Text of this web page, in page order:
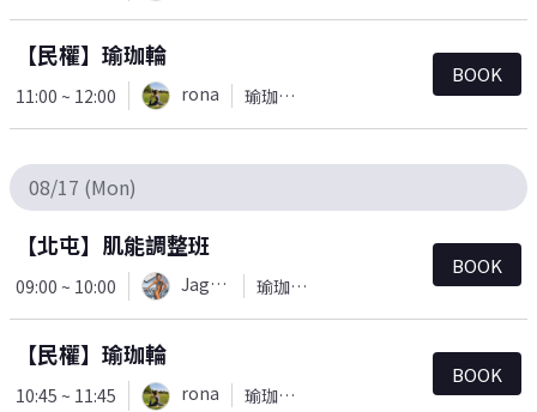
【民權】瑜珈輪
11:00 ~ 12:00 rona 瑜珈＆皮拉提斯
BOOK
08/17 (Mon)
【北屯】肌能調整班
09:00 ~ 10:00 Jaguar 瑜珈＆皮拉提斯
BOOK
【民權】瑜珈輪
10:45 ~ 11:45 rona 瑜珈＆皮拉提斯
BOOK